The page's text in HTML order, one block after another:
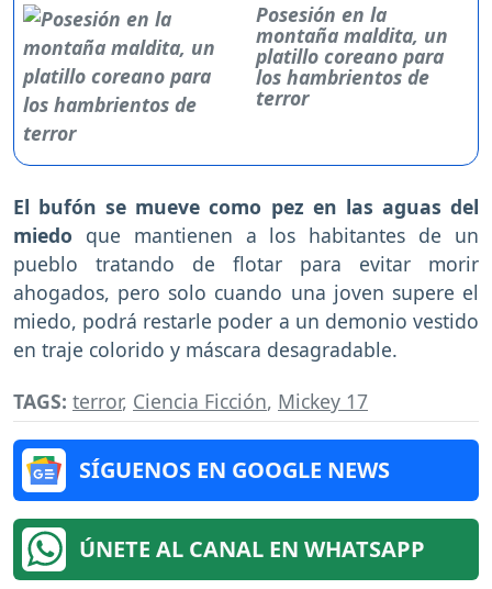
Posesión en la
montaña maldita, un
platillo coreano para
los hambrientos de
terror
El bufón se mueve como pez en las aguas del
miedo que mantienen a los habitantes de un
pueblo tratando de flotar para evitar morir
ahogados, pero solo cuando una joven supere el
miedo, podrá restarle poder a un demonio vestido
en traje colorido y máscara desagradable.
TAGS: terror, Ciencia Ficción, Mickey 17
SÍGUENOS EN GOOGLE NEWS
ÚNETE AL CANAL EN WHATSAPP